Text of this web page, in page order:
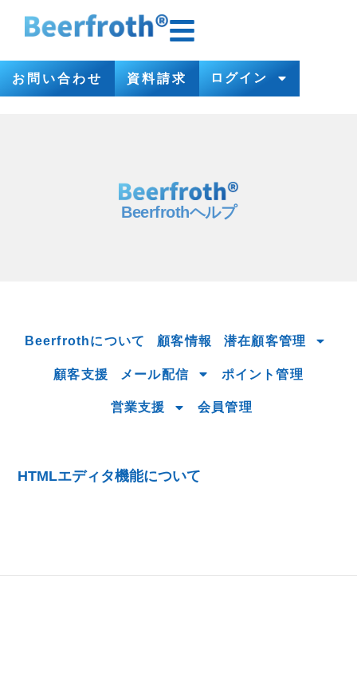
お問い合わせ 資料請求 ログイン
Beerfrothヘルプ
Beerfrothについて 顧客情報 潜在顧客管理
顧客支援 メール配信 ポイント管理
営業支援 会員管理
HTMLエディタ機能について